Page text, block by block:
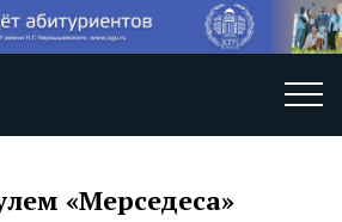
«Мерседеса»